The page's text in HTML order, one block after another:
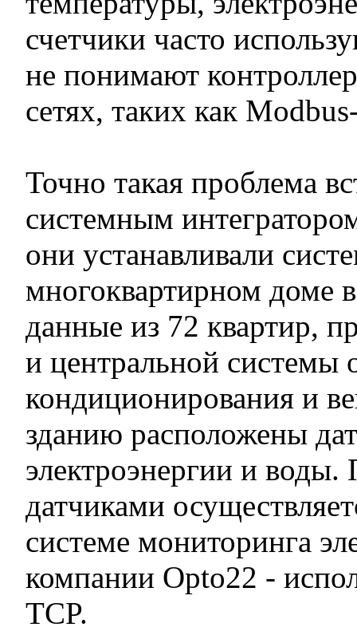
счетчики часто
не понимают
сетях, таких как
Точно такая проблема
системным
они устанавливали
многоквартирном доме
данные из 72 квартир,
и центральной системы
кондиционирования и
зданию расположены
электроэнергии и воды.
датчиками
системе мониторинга
компании Opto22 -
TCP.